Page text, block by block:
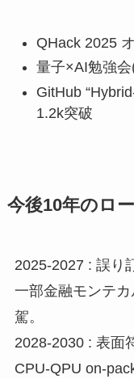
QHack 2025
量子×AI勉強
GitHub
1.2k突破
今後10年のロ
2025-2027 : 誤り
一部金融モンテ
駕。
2028-2030 : 表面
CPU-QPU on-